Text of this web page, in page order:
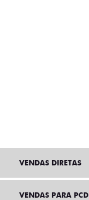
VENDAS DIRETAS
VENDAS PARA PCD